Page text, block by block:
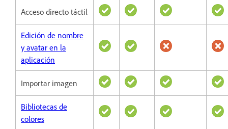
Acceso directo táctil
Edición de nombre
y avatar en la
aplicación
Importar imagen
Bibliotecas de
colores